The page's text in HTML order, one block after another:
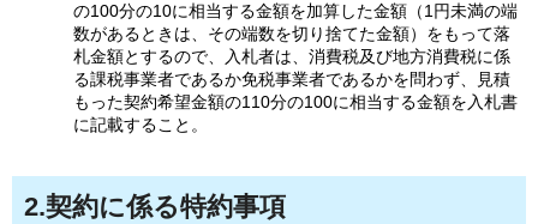
の100分の10に相当する金額を加算した金額（1円未満の端
数があるときは、その端数を切り捨てた金額）をもって落
札金額とするので、入札者は、消費税及び地方消費税に係
る課税事業者であるか免税事業者であるかを問わず、見積
もった契約希望金額の110分の100に相当する金額を入札書
に記載すること。
2.契約に係る特約事項